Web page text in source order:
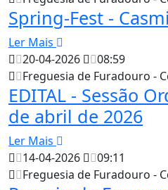
Spring-Fest -
Ler Mais
20-04-2026
08:59
Freguesia de Furadouro -
EDITAL - Sessão
de abril de 2026
Ler Mais
14-04-2026
09:11
Freguesia de Furadouro -